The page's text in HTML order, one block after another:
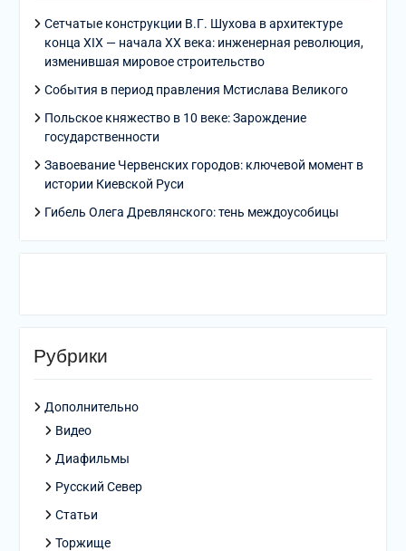
Сетчатые конструкции В.Г. Шухова в архитектуре
конца XIX — начала XX века: инженерная революция,
изменившая мировое строительство
События в период правления Мстислава Великого
Польское княжество в 10 веке: Зарождение
государственности
Завоевание Червенских городов: ключевой момент в
истории Киевской Руси
Гибель Олега Древлянского: тень междоусобицы
Рубрики
Дополнительно
Видео
Диафильмы
Русский Север
Статьи
Торжище